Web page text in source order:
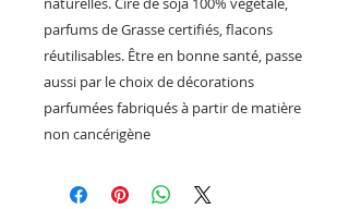
parfums de Grasse certifiés, flacons
réutilisables. Être en bonne santé, passe
aussi par le choix de décorations
parfumées fabriqués à partir de matière
non cancérigène